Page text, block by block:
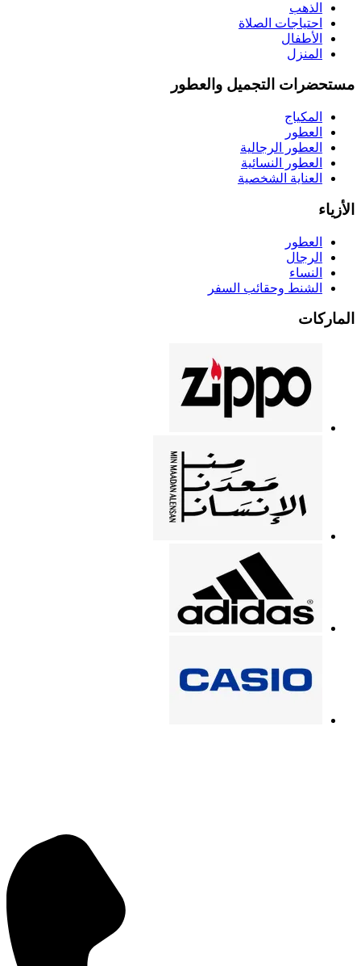
الذهب
احتياجات الصلاة
الأطفال
المنزل
مستحضرات التجميل والعطور
المكياج
العطور
العطور الرجالية
العطور النسائية
العناية الشخصية
الأزياء
العطور
الرجال
النساء
الشنط وحقائب السفر
الماركات